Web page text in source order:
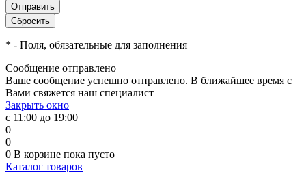
* - Поля, обязательные для заполнения
Сообщение отправлено
Ваше сообщение успешно отправлено. В ближайшее время с
Вами свяжется наш специалист
Закрыть окно
с 11:00 до 19:00
0
0
0 В корзине пока пусто
Каталог товаров